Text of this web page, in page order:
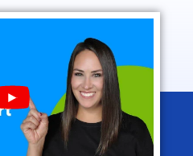
Play YouTube Video